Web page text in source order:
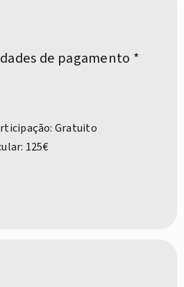
de pagamento *
Gratuito
125€